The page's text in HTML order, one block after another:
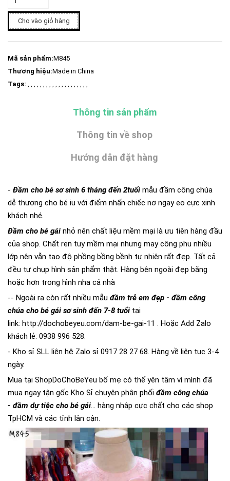
Cho vào giỏ hàng
Mã sản phẩm:M845
Thương hiệu:Made in China
Tags: , , , , , , , , , , , , , , , , , , , ,
Thông tin sản phẩm
Thông tin về shop
Hướng dẫn đặt hàng
- Đầm cho bé sơ sinh 6 tháng đến 2tuổi mẫu đầm công chúa
dễ thương cho bé iu với điểm nhấn chiếc nơ ngay eo cực xinh
khách nhé.
Đầm cho bé gái nhỏ nên chất liệu mềm mại là ưu tiên hàng đầu
của shop. Chất ren tuy mềm mại nhưng may công phu nhiều
lớp nên vẫn tạo độ phồng bồng bềnh tự nhiên rất đẹp. Tất cả
đều tự chụp hình sản phẩm thật. Hàng bên ngoài đẹp bằng
hoặc hơn trong hình nha cả nhà
-- Ngoài ra còn rất nhiều mẫu đầm trẻ em đẹp - đầm công
chúa cho bé gái sơ sinh đến 7-8 tuổi tại
link: http://dochobeyeu.com/dam-be-gai-11 . Hoặc Add Zalo
khách lẻ: 0938 996 528.
- Kho sỉ SLL liên hệ Zalo sỉ 0917 28 27 68. Hàng về liên tục 3-4
ngày.
Mua tại ShopDoChoBeYeu bố mẹ có thể yên tâm vì mình đã
mua ngay tận gốc Kho Sỉ chuyên phân phối đầm công chúa
- đầm dự tiệc cho bé gái... hàng nhập cực chất cho các shop
TpHCM và các tỉnh lân cận.